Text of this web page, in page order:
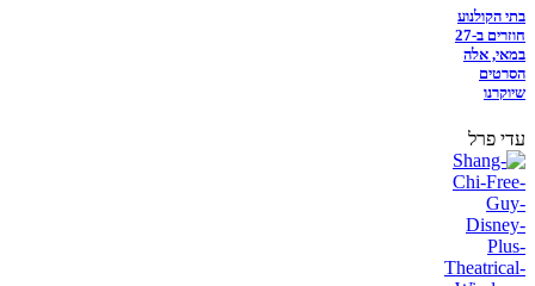
בתי הקולנוע
חוזרים ב-27
במאי, אלה
הסרטים
שיוקרנו
עדי פרל